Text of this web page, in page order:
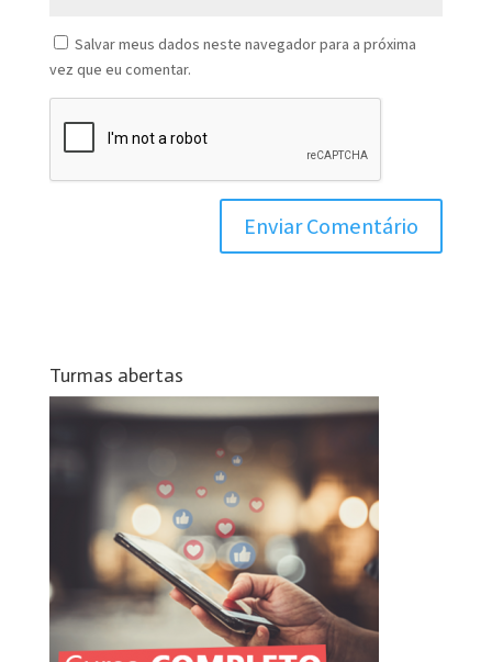
Salvar meus dados neste navegador para a próxima
vez que eu comentar.
Turmas abertas